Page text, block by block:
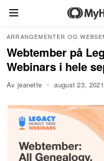
ARRANGEMENTER OG
Webtember på
Webinars i hele
Av jeanette august 23, 2021